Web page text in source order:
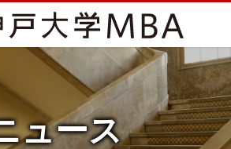
ュース